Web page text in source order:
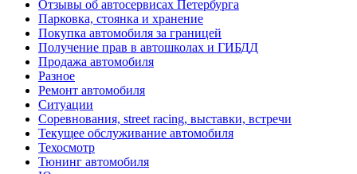
Отзывы об автосервисах Петербурга
Парковка, стоянка и хранение
Покупка автомобиля за границей
Получение прав в автошколах и ГИБДД
Продажа автомобиля
Разное
Ремонт автомобиля
Ситуации
Соревнования, street racing, выставки, встречи
Текущее обслуживание автомобиля
Техосмотр
Тюнинг автомобиля